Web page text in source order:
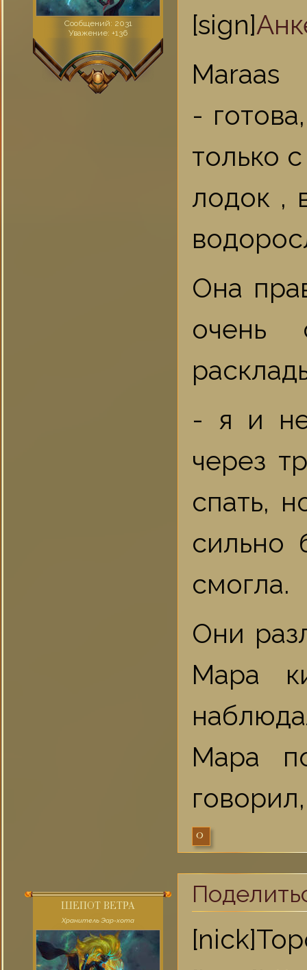
Сообщений: 2031
Уважение: +136
[sign]
Maraas
-
только
лодок ,
Она
очень
- я и
через
спать,
сильно
смогла.
Они
Мара
Мара
0
ШЕПОТ ВЕТРА
Хранитель Эар-хота